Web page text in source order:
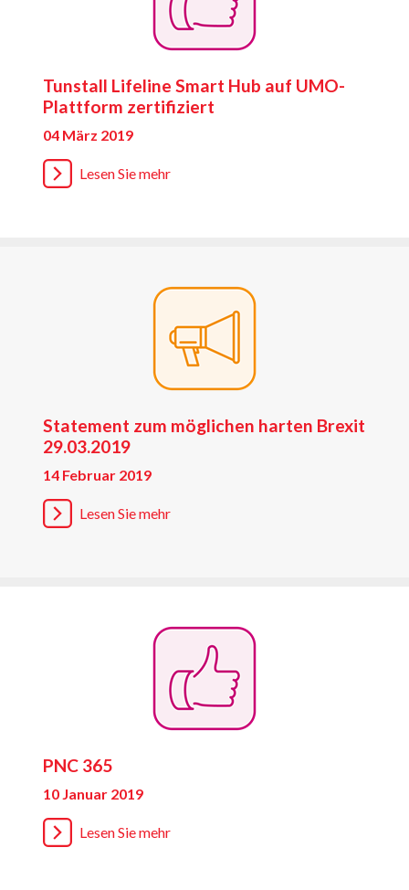
Tunstall Lifeline Smart Hub auf UMO-
Plattform zertifiziert
04 März 2019
Lesen Sie mehr
Statement zum möglichen harten Brexit
29.03.2019
14 Februar 2019
Lesen Sie mehr
PNC 365
10 Januar 2019
Lesen Sie mehr